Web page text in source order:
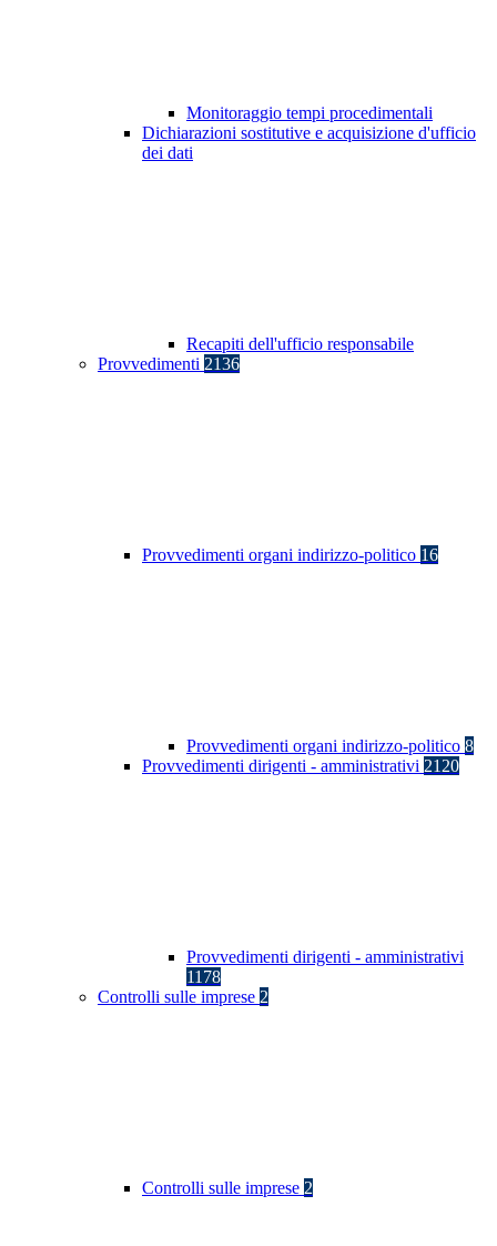
Monitoraggio tempi procedimentali
Dichiarazioni sostitutive e acquisizione d'ufficio
dei dati
Recapiti dell'ufficio responsabile
Provvedimenti 2136
Provvedimenti organi indirizzo-politico 16
Provvedimenti organi indirizzo-politico 8
Provvedimenti dirigenti - amministrativi 2120
Provvedimenti dirigenti - amministrativi
1178
Controlli sulle imprese 2
Controlli sulle imprese 2